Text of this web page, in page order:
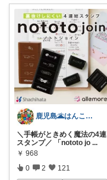
鹿児島🌋はんこやさん(自称広報🫶)
＼手帳がときめく魔法の4連
スタンプ／ 「nototo jo ...
￥ 968
0 2 121